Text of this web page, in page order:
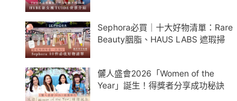
Sephora必買｜十大好物清單：Rare
Beauty胭脂、HAUS LABS 遮瑕掃
儷人盛會2026「Women of the
Year」誕生！得獎者分享成功秘訣